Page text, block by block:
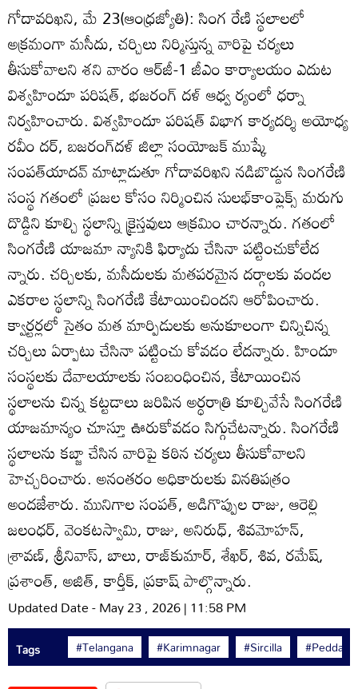
గోదావరిఖని, మే 23(ఆంధ్రజ్యోతి): సింగ రేణి స్థలాలలో
అక్రమంగా మసీదు, చర్చిలు నిర్మిస్తున్న వారిపై చర్యలు
తీసుకోవాలని శని వారం ఆర్‌జీ-1 జీఎం కార్యాలయం ఎదుట
విశ్వహిందూ పరిషత్‌, భజరంగ్‌ దళ్‌ ఆధ్వ ర్యంలో ధర్నా
నిర్వహించారు. విశ్వహిందూ పరిషత్‌ విభాగ కార్యదర్శి అయోధ్య
రవీం దర్‌, బజరంగ్‌దళ్‌ జిల్లా సంయోజక్‌ ముష్కే
సంపత్‌యాదవ్‌ మాట్లాడుతూ గోదావరిఖని నడిబొడ్డున సింగరేణి
సంస్థ గతంలో ప్రజల కోసం నిర్మించిన సులభ్‌కాంప్లెక్స్‌ మరుగు
దొడ్డిని కూల్చి స్థలాన్ని క్రైస్తవులు ఆక్రమిం చారన్నారు. గతంలో
సింగరేణి యాజమా న్యానికి ఫిర్యాదు చేసినా పట్టించుకోలేద
న్నారు. చర్చిలకు, మసీదులకు మతపరమైన దర్గాలకు వందల
ఎకరాల స్థలాన్ని సింగరేణి కేటాయించిందని ఆరోపించారు.
క్వార్టర్లలో సైతం మత మార్పిడులకు అనుకూలంగా చిన్నిచిన్న
చర్చిలు ఏర్పాటు చేసినా పట్టించు కోవడం లేదన్నారు. హిందూ
సంస్థలకు దేవాలయాలకు సంబంధించిన, కేటాయించిన
స్థలాలను చిన్న కట్టడాలు జరిపిన అర్ధరాత్రి కూల్చివేసే సింగరేణి
యాజమాన్యం చూస్తూ ఊరుకోవడం సిగ్గుచేటన్నారు. సింగరేణి
స్థలాలను కబ్జా చేసిన వారిపై కఠిన చర్యలు తీసుకోవాలని
హెచ్చరించారు. అనంతరం అధికారులకు వినతిపత్రం
అందజేశారు. మునిగాల సంపత్‌, అడిగొప్పుల రాజు, ఆరెల్లి
జలంధర్‌, వెంకటస్వామి, రాజు, అనిరుధ్‌, శివమోహన్‌,
శ్రావణ్‌, శ్రీనివాస్‌, బాలు, రాజ్‌కుమార్‌, శేఖర్‌, శివ, రమేష్‌,
ప్రశాంత్‌, అజిత్‌, కార్తీక్‌, ప్రకాష్‌ పాల్గొన్నారు.
Updated Date - May 23 , 2026 | 11:58 PM
Tags #Telangana #Karimnagar #Sircilla